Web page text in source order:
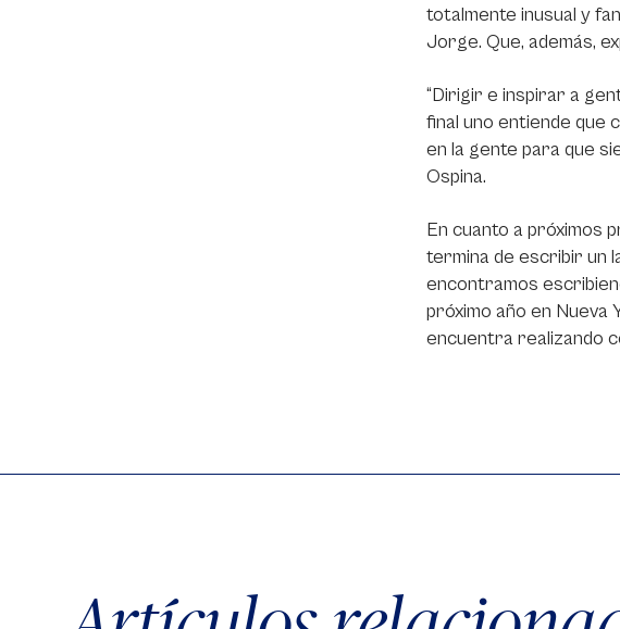
totalmente inusual y
Jorge. Que, además,
“Dirigir e inspirar a
final uno entiende que
en la gente para que
Ospina.
En cuanto a próximos
termina de escribir un
encontramos
próximo año en Nueva
encuentra realizando